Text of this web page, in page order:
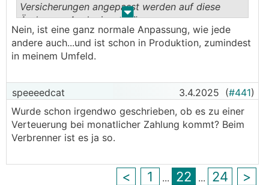
. .
Versicherungen angepasst werden auf diese
Änderung. Auch eine schöne
Beschäftigungstherapie.
Nein, ist eine ganz normale Anpassung, wie jede
andere auch...und ist schon in Produktion, zumindest
in meinem Umfeld.
speeeedcat 3.4.2025 (#441)
Wurde schon irgendwo geschrieben, ob es zu einer
Verteuerung bei monatlicher Zahlung kommt? Beim
Verbrenner ist es ja so.
< 1 ... 22 ... 24 >